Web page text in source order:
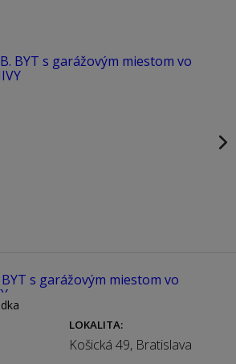
LOKALITA:
Košická 49, Bratislava